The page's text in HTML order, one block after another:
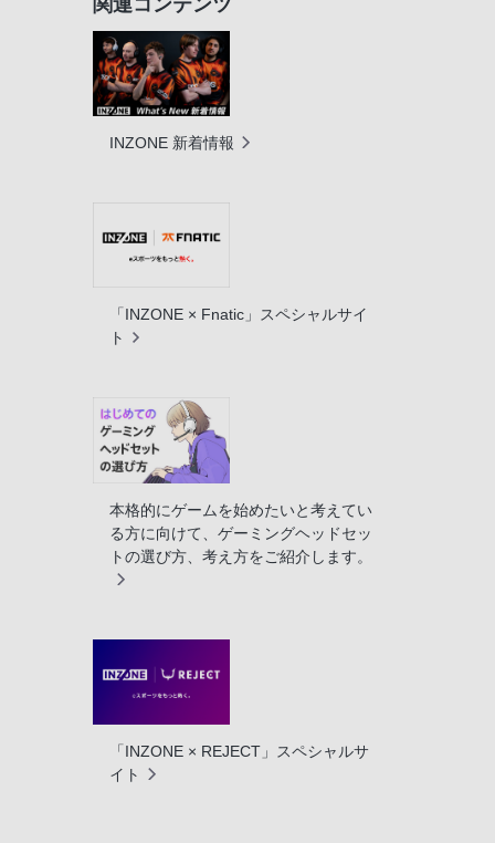
関連コンテンツ
INZONE 新着情報
「INZONE × Fnatic」スペシャルサイ
ト
本格的にゲームを始めたいと考えてい
る方に向けて、ゲーミングヘッドセッ
トの選び方、考え方をご紹介します。
「INZONE × REJECT」スペシャルサ
イト